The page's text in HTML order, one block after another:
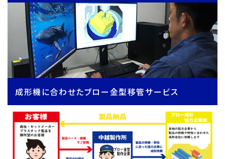
成形機に合わせたブロー金型移管サービス